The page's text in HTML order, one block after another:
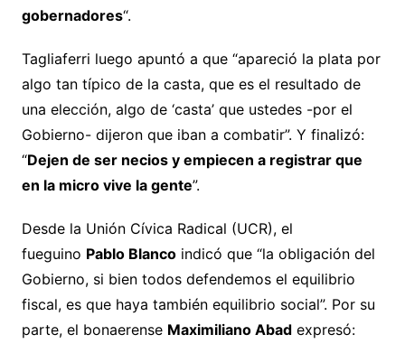
gobernadores“.
Tagliaferri luego apuntó a que “apareció la plata por
algo tan típico de la casta, que es el resultado de
una elección, algo de ‘casta’ que ustedes -por el
Gobierno- dijeron que iban a combatir”. Y finalizó:
“Dejen de ser necios y empiecen a registrar que
en la micro vive la gente”.
Desde la Unión Cívica Radical (UCR), el
fueguino Pablo Blancoindicó que “la obligación del
Gobierno, si bien todos defendemos el equilibrio
fiscal, es que haya también equilibrio social”. Por su
parte, el bonaerense Maximiliano Abadexpresó: